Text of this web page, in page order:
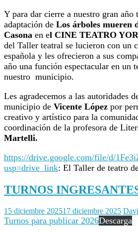
Y para dar cierre a nuestro gran año
adaptación de Los árboles mueren
Casona en el CINE TEATRO
del Taller teatral se lucieron con un
española y les ofrecieron a sus
año una función espectacular en un
nuestro municipio.
Les agradecemos a las autoridades
municipio de Vicente López por
creativo y artístico para la
coordinación de la profesora de
Martelli.
https://drive.google.com/file/d/
usp=drive_link: El Taller de teatro
TURNOS
15 diciembre 202517 diciembre 2025
Turnos para publicar 2026Descarga